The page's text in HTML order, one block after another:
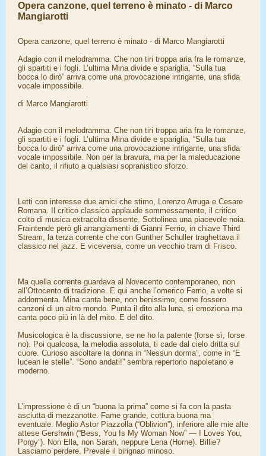
Opera canzone, quel terreno è minato - di Marco
Mangiarotti
Opera canzone, quel terreno è minato - di Marco Mangiarotti
Adagio con il melodramma. Che non tiri troppa aria fra le romanze,
gli spartiti e i fogli. L’ultima Mina divide e spariglia, “Sulla tua
bocca lo dirò” arriva come una provocazione intrigante, una sfida
vocale impossibile.
di Marco Mangiarotti
Adagio con il melodramma. Che non tiri troppa aria fra le romanze,
gli spartiti e i fogli. L’ultima Mina divide e spariglia, “Sulla tua
bocca lo dirò” arriva come una provocazione intrigante, una sfida
vocale impossibile. Non per la bravura, ma per la maleducazione
del canto, il rifiuto a qualsiasi sopranistico sforzo.
Letti con interesse due amici che stimo, Lorenzo Arruga e Cesare
Romana. Il critico classico applaude sommessamente, il critico
colto di musica extracolta dissente. Sottolinea una piacevole noia.
Fraintende però gli arrangiamenti di Gianni Ferrio, in chiave Third
Stream, la terza corrente che con Gunther Schuller traghettava il
classico nel jazz. E viceversa, come un vecchio tram di Frisco.
Ma quella corrente guardava al Novecento contemporaneo, non
all’Ottocento di tradizione. E qui anche l’omerico Ferrio, a volte si
addormenta. Mina canta bene, non benissimo, come fossero
canzoni di un altro mondo. Punta il dito alla luna, si emoziona ma
canta poco più in là del mito. E del dito.
Musicologica è la discussione, se ne ho la patente (forse sì, forse
no). Poi qualcosa, la melodia assoluta, ti cade dal cielo dritta sul
cuore. Curioso ascoltare la donna in “Nessun dorma”, come in “E
lucean le stelle”. “Sono andati!” sembra repertorio napoletano e
moderno.
L’impressione è di un “buona la prima” come si fa con la pasta
asciutta di mezzanotte. Fame grande, cottura buona ma
eventuale. Meglio Astor Piazzolla (“Oblivion”), inferiore alle mie alte
attese Gershwin (“Bess, You Is My Woman Now” — I Loves You,
Porgy”). Non Ella, non Sarah, neppure Lena (Horne). Billie?
Lasciamo perdere. Prevale il birignao minoso.